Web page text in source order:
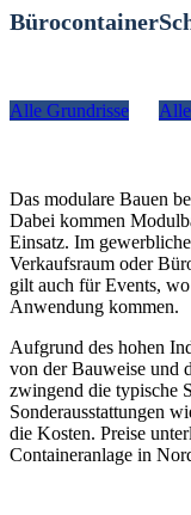
Bürocontainer
Alle Grundrisse
Das modulare Bauen
Dabei kommen
Einsatz. Im
Verkaufsraum oder
gilt auch für Events,
Anwendung kommen.
Aufgrund des hohen
von der Bauweise und
zwingend die typische
Sonderausstattungen
die Kosten. Preise
Containeranlage in